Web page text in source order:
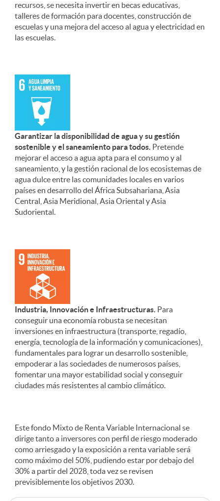
recursos, se necesita invertir en becas educativas,
talleres de formación para docentes, construcción de
escuelas y una mejora del acceso al agua y electricidad en
las escuelas.
Garantizar la disponibilidad de agua y su gestión
sostenible y el saneamiento para todos. Pretende
mejorar el acceso a agua apta para el consumo y al
saneamiento, y la gestión racional de los ecosistemas de
agua dulce entre las comunidades locales en varios
países en desarrollo del África Subsahariana, Asia
Central, Asia Meridional, Asia Oriental y Asia
Sudoriental.
Industria, Innovación e Infraestructuras. Para
conseguir una economía robusta se necesitan
inversiones en infraestructura (transporte, regadío,
energía, tecnología de la información y comunicaciones),
fundamentales para lograr un desarrollo sostenible,
empoderar a las sociedades de numerosos países,
fomentar una mayor estabilidad social y conseguir
ciudades más resistentes al cambio climático.
Este fondo Mixto de Renta Variable Internacional se
dirige tanto a inversores con perfil de riesgo moderado
como arriesgado y la exposición a renta variable será
como máximo del 50%, pudiendo estar por debajo del
30% a partir del 2028, toda vez se revisen
previsiblemente los objetivos 2030.